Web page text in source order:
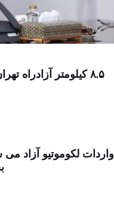
۸.۵ کیلومتر آزادراه
واردات لکوموتیو آزاد می